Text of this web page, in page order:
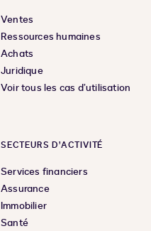
Ventes
Ressources humaines
Achats
Juridique
Voir tous les cas d’utilisation
SECTEURS D’ACTIVITÉ
Services financiers
Assurance
Immobilier
Santé